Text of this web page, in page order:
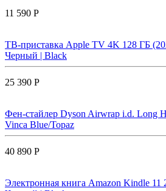
11 590 Р
ТВ-приставка Apple TV 4K 128 ГБ
Черный | Black
25 390 Р
Фен-стайлер Dyson Airwrap i.d. Long
Vinca Blue/Topaz
40 890 Р
Электронная книга Amazon Kindle 11